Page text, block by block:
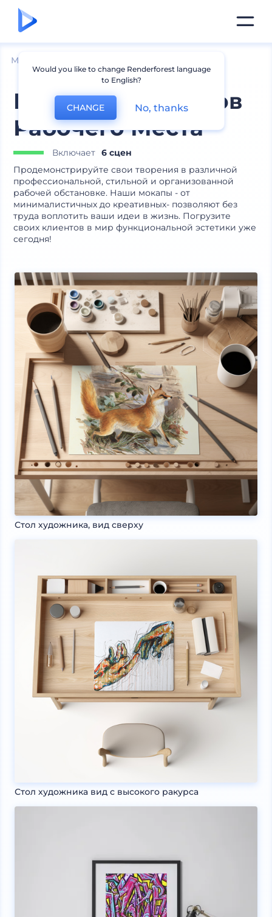
Мокапы
Комплект Мокапов
Рабочего Места
Включает 6 сцен
Продемонстрируйте свои творения в различной
профессиональной, стильной и организованной
рабочей обстановке. Наши мокапы - от
минималистичных до креативных- позволяют без
труда воплотить ваши идеи в жизнь. Погрузите
своих клиентов в мир функциональной эстетики уже
сегодня!
Стол художника, вид сверху
Стол художника вид с высокого ракурса
Would you like to change Renderforest language
to English?
CHANGE No, thanks